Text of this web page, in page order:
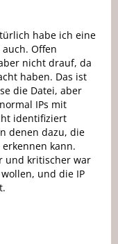
habe ich eine
Offen
nicht drauf, da
haben. Das ist
die Datei, aber
IPs mit
identifiziert
denen dazu, die
kann.
und kritischer war
und die IP